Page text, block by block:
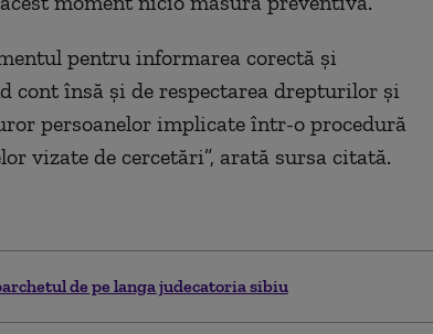
pentru informarea corectă și
cont însă și de respectarea drepturilor și
persoanelor implicate într-o procedură
vizate de cercetări”, arată sursa citată.
de pe langa judecatoria sibiu